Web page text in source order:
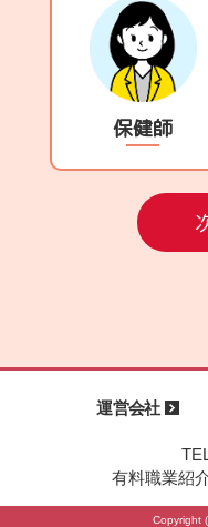
保健師
運営会社
有料職業紹
Copyright